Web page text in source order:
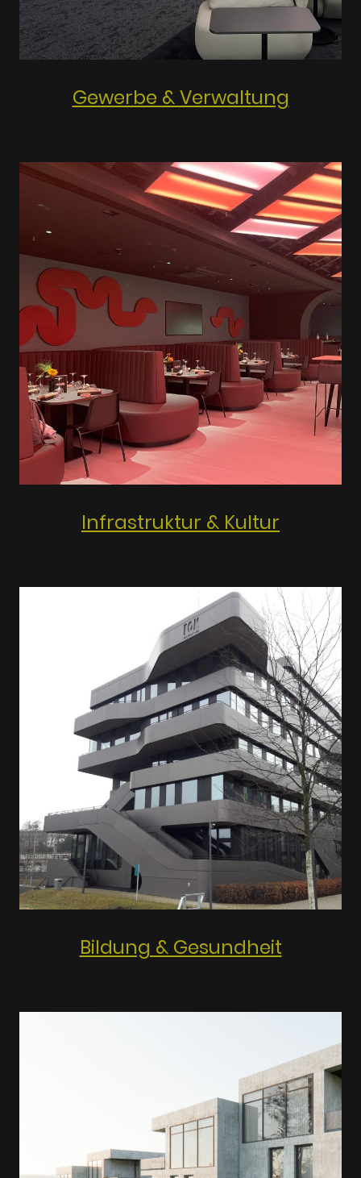
Gewerbe & Verwaltung
Infrastruktur & Kultur
Bildung & Gesundheit